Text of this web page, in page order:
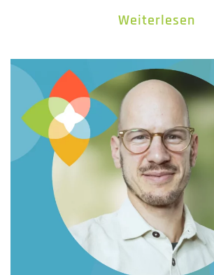
Weiterlesen